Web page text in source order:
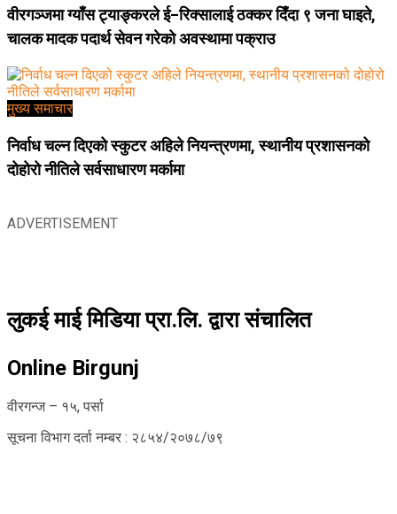
वीरगञ्जमा ग्याँस ट्याङ्करले ई–रिक्सालाई ठक्कर दिँदा ९ जना घाइते,
चालक मादक पदार्थ सेवन गरेको अवस्थामा पक्राउ
मुख्य समाचार
निर्वाध चल्न दिएको स्कुटर अहिले नियन्त्रणमा, स्थानीय प्रशासनको
दोहोरो नीतिले सर्वसाधारण मर्कामा
ADVERTISEMENT
लुकई माई मिडिया प्रा.लि. द्वारा संचालित
Online Birgunj
वीरगन्ज – १५, पर्सा
सूचना विभाग दर्ता नम्बर : २८५४/२०७८/७९